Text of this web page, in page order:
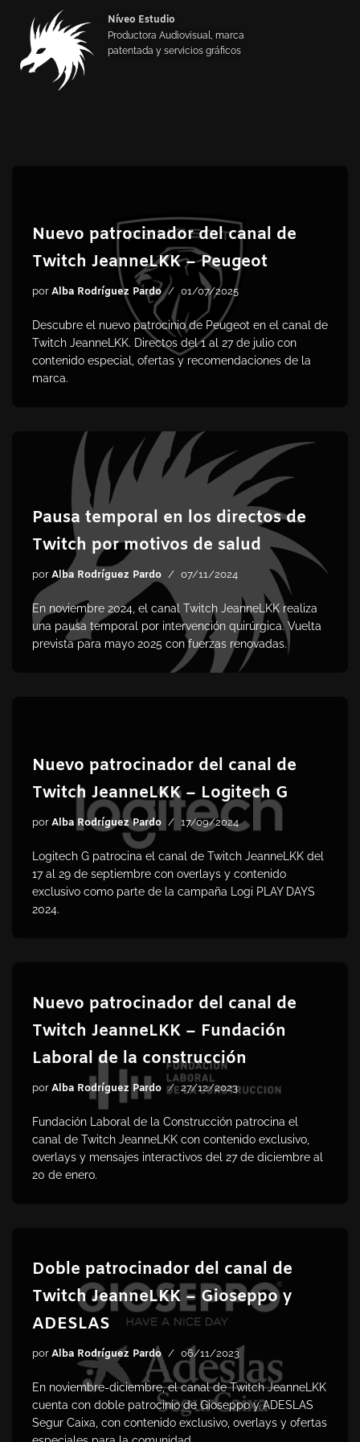
Saltar
al
contenido
Níveo Estudio
Productora Audiovisual, marca
patentada y servicios gráficos
Nuevo patrocinador del canal de
Twitch JeanneLKK – Peugeot
por Alba Rodríguez Pardo 01/07/2025
Descubre el nuevo patrocinio de Peugeot en el canal de
Twitch JeanneLKK. Directos del 1 al 27 de julio con
contenido especial, ofertas y recomendaciones de la
marca.
Pausa temporal en los directos de
Twitch por motivos de salud
por Alba Rodríguez Pardo 07/11/2024
En noviembre 2024, el canal Twitch JeanneLKK realiza
una pausa temporal por intervención quirúrgica. Vuelta
prevista para mayo 2025 con fuerzas renovadas.
Nuevo patrocinador del canal de
Twitch JeanneLKK – Logitech G
por Alba Rodríguez Pardo 17/09/2024
Logitech G patrocina el canal de Twitch JeanneLKK del
17 al 29 de septiembre con overlays y contenido
exclusivo como parte de la campaña Logi PLAY DAYS
2024.
Nuevo patrocinador del canal de
Twitch JeanneLKK – Fundación
Laboral de la construcción
por Alba Rodríguez Pardo 27/12/2023
Fundación Laboral de la Construcción patrocina el
canal de Twitch JeanneLKK con contenido exclusivo,
overlays y mensajes interactivos del 27 de diciembre al
20 de enero.
Doble patrocinador del canal de
Twitch JeanneLKK – Gioseppo y
ADESLAS
por Alba Rodríguez Pardo 06/11/2023
En noviembre-diciembre, el canal de Twitch JeanneLKK
cuenta con doble patrocinio de Gioseppo y ADESLAS
Segur Caixa, con contenido exclusivo, overlays y ofertas